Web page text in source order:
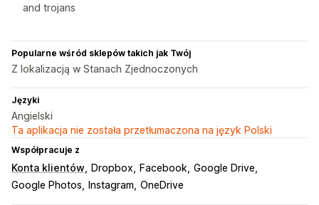
and trojans
Popularne wśród sklepów takich jak Twój
Z lokalizacją w Stanach Zjednoczonych
Języki
Angielski
Ta aplikacja nie została przetłumaczona na język Polski
Współpracuje z
Konta klientów Dropbox Facebook Google Drive
Google Photos Instagram OneDrive